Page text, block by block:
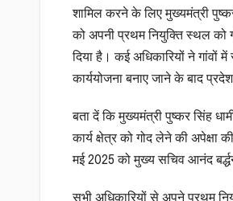
शामिल करने के लिए मुख्यमंत्री
को अपनी प्रथम नियुक्ति स्थल को
दिया है। कई अधिकारियों ने
कार्ययोजना बनाए जाने के बाद
बता दें कि मुख्यमंत्री पुष्कर सिंह
कार्य क्षेत्र को गोद लेने की
मई 2025 को मुख्य सचिव आनंद
सभी अधिकारियों से अपने प्रथम